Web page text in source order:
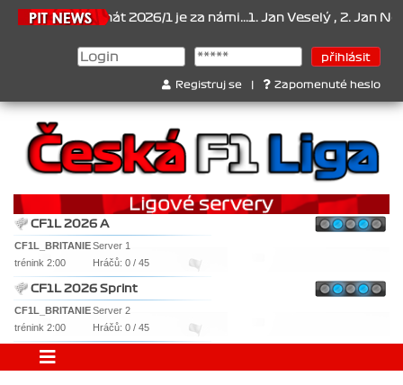
2026/1 je za námi...1. Jan Veselý , 2. Jan Nováček , 3.
Registruj se Zapomenuté heslo
CF1L 2026 A
CF1L_BRITANIEServer 1
trénink 2:00
Hráčů: 0 / 45
CF1L 2026 Sprint
CF1L_BRITANIEServer 2
trénink 2:00
Hráčů: 0 / 45